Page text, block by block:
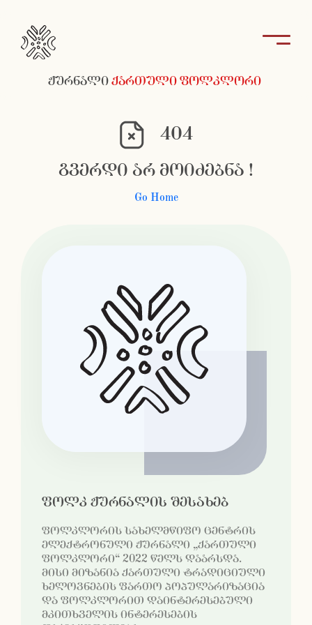
ჟურნალიქართული ფოლკლორი
404
გვერდი არ მოიძებნა !
Go Home
ფოლკ ჟურნალის შესახებ
ფოლკლორის სახელმწიფო ცენტრის
ელექტრონული ჟურნალი „ქართული
ფოლკლორი“ 2022 წელს დაარსდა.
მისი მიზანია ქართული ტრადიციული
ხელოვნების ფართო პოპულარიზაცია
და ფოლკლორით დაინტერესებული
მკითხველის ინტერესების